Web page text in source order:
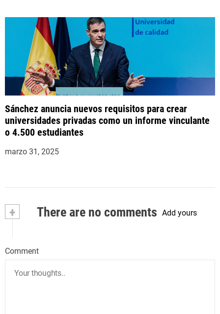
Sánchez anuncia nuevos requisitos para crear
universidades privadas como un informe vinculante
o 4.500 estudiantes
marzo 31, 2025
+ There are no comments Add yours
Comment